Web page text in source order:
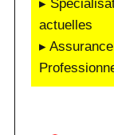
▸
actuelles
▸